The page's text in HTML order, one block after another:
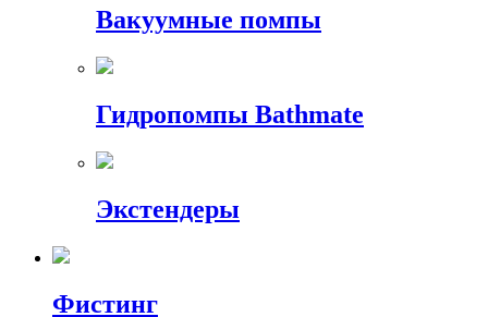
Вакуумные помпы
Гидропомпы Bathmate
Экстендеры
Фистинг